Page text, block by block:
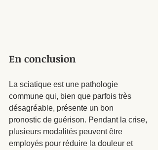
En conclusion
La sciatique est une pathologie
commune qui, bien que parfois très
désagréable, présente un bon
pronostic de guérison. Pendant la crise,
plusieurs modalités peuvent être
employés pour réduire la douleur et